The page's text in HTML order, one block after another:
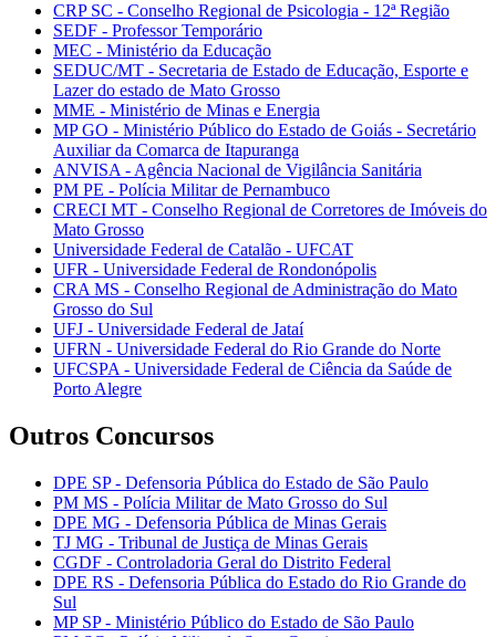
CRP SC - Conselho Regional de Psicologia - 12ª Região
SEDF - Professor Temporário
MEC - Ministério da Educação
SEDUC/MT - Secretaria de Estado de Educação, Esporte e
Lazer do estado de Mato Grosso
MME - Ministério de Minas e Energia
MP GO - Ministério Público do Estado de Goiás - Secretário
Auxiliar da Comarca de Itapuranga
ANVISA - Agência Nacional de Vigilância Sanitária
PM PE - Polícia Militar de Pernambuco
CRECI MT - Conselho Regional de Corretores de Imóveis do
Mato Grosso
Universidade Federal de Catalão - UFCAT
UFR - Universidade Federal de Rondonópolis
CRA MS - Conselho Regional de Administração do Mato
Grosso do Sul
UFJ - Universidade Federal de Jataí
UFRN - Universidade Federal do Rio Grande do Norte
UFCSPA - Universidade Federal de Ciência da Saúde de
Porto Alegre
Outros Concursos
DPE SP - Defensoria Pública do Estado de São Paulo
PM MS - Polícia Militar de Mato Grosso do Sul
DPE MG - Defensoria Pública de Minas Gerais
TJ MG - Tribunal de Justiça de Minas Gerais
CGDF - Controladoria Geral do Distrito Federal
DPE RS - Defensoria Pública do Estado do Rio Grande do
Sul
MP SP - Ministério Público do Estado de São Paulo